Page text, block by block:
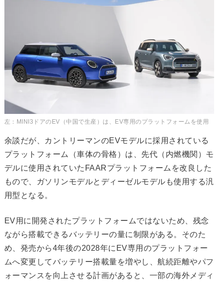
左：MINI3ドアのEV（中国で生産）は、EV専用のプラットフォームを使用
余談だが、カントリーマンのEVモデルに採用されている
プラットフォーム（車体の骨格）は、先代（内燃機関）モ
デルに使用されていたFAARプラットフォームを改良した
もので、ガソリンモデルとディーゼルモデルも使用する汎
用型となる。
EV用に開発されたプラットフォームではないため、残念
ながら搭載できるバッテリーの量に制限がある。そのた
め、発売から4年後の2028年にEV専用のプラットフォー
ムへ変更してバッテリー搭載量を増やし、航続距離やパフ
ォーマンスを向上させる計画があると、一部の海外メディ